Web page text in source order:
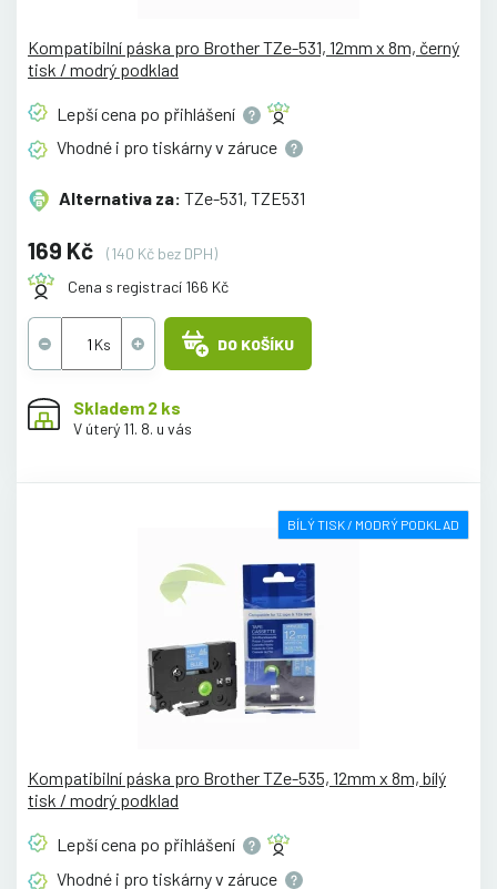
Kompatibilní páska pro Brother TZe-531, 12mm x 8m, černý
tisk / modrý podklad
Lepší cena po přihlášení
Vhodné i pro tiskárny v záruce
Alternativa za: TZe-531, TZE531
169 Kč
(140 Kč bez DPH)
Cena s registrací 166 Kč
DO KOŠÍKU
Skladem 2 ks
V úterý 11. 8. u vás
BÍLÝ TISK / MODRÝ PODKLAD
Kompatibilní páska pro Brother TZe-535, 12mm x 8m, bílý
tisk / modrý podklad
Lepší cena po přihlášení
Vhodné i pro tiskárny v záruce